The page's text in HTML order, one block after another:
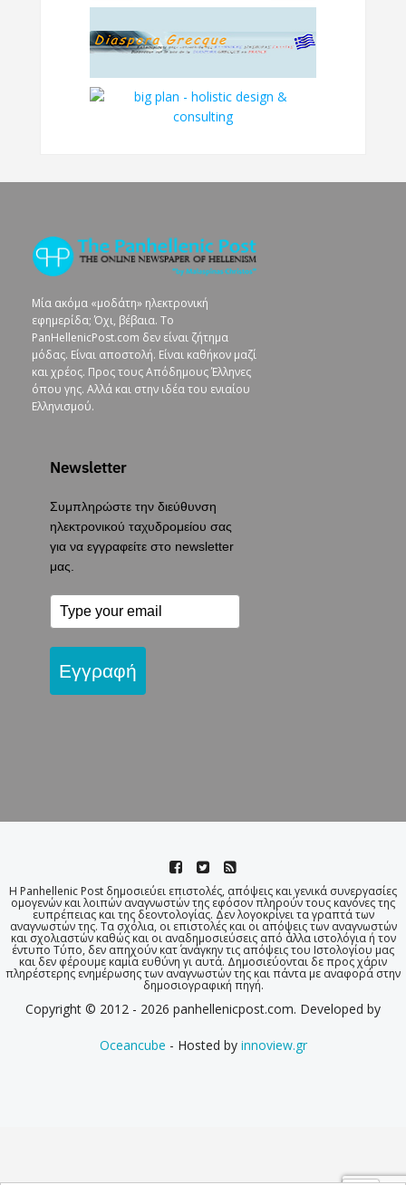
Μία ακόμα «μοδάτη» ηλεκτρονική
εφημερίδα; Όχι, βέβαια. To
PanHellenicPost.com δεν είναι ζήτημα
μόδας. Είναι αποστολή. Είναι καθήκον μαζί
και χρέος. Προς τους Απόδημους Έλληνες
όπου γης. Αλλά και στην ιδέα του ενιαίου
Ελληνισμού.
Newsletter
Συμπληρώστε την διεύθυνση
ηλεκτρονικού ταχυδρομείου σας
για να εγγραφείτε στο newsletter
μας.
Εγγραφή
Η Panhellenic Post δημοσιεύει επιστολές, απόψεις και γενικά συνεργασίες
ομογενών και λοιπών αναγνωστών της εφόσον πληρούν τους κανόνες της
ευπρέπειας και της δεοντολογίας. Δεν λογοκρίνει τα γραπτά των
αναγνωστών της. Τα σχόλια, οι επιστολές και οι απόψεις των αναγνωστών
και σχολιαστών καθώς και οι αναδημοσιεύσεις από άλλα ιστολόγια ή τον
έντυπο Τύπο, δεν απηχούν κατ΄ ανάγκην τις απόψεις του Ιστολογίου μας
και δεν φέρουμε καμία ευθύνη γι αυτά. Δημοσιεύονται δε προς χάριν
πληρέστερης ενημέρωσης των αναγνωστών της και πάντα με αναφορά στην
δημοσιογραφική πηγή.
Copyright © 2012 - 2026 panhellenicpost.com. Developed by
Oceancube - Hosted by innoview.gr